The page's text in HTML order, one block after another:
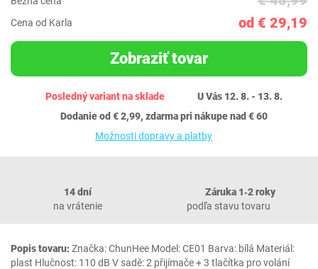
Cena od Karla od € 29,19
Zobraziť tovar
Posledný variant na sklade
U Vás 12. 8. - 13. 8.
Dodanie od € 2,99, zdarma pri nákupe nad € 60
Možnosti dopravy a platby
14 dní
na vrátenie
Záruka 1‐2 roky
podľa stavu tovaru
Popis tovaru:Značka: ChunHee Model: CE01 Barva: bílá Materiál:
plast Hlučnost: ‎110 dB V sadě: 2 přijímače + 3 tlačítka pro volání